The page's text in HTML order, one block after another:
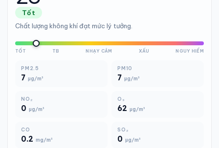
Tốt
Chất lượng không khí đạt mức lý tưởng.
TỐT TB NHẠY CẢM XẤU NGUY HIỂM
PM2.5
7 µg/m³
PM10
7 µg/m³
NO₂
0 µg/m³
O₃
62 µg/m³
CO
0.2 mg/m³
SO₂
0 µg/m³